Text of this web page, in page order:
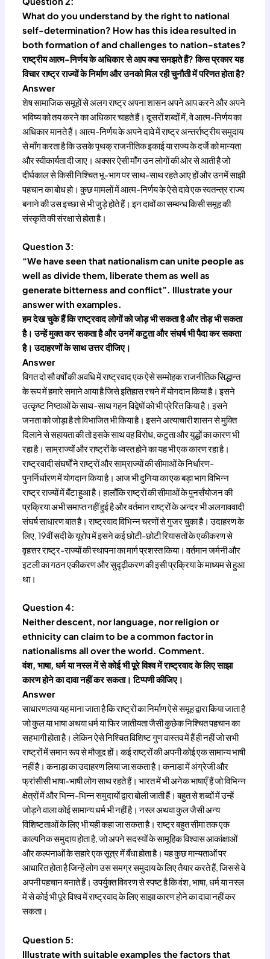
What do you understand by the right to national
self-determination? How has this idea resulted in
both formation of and challenges to nation-states?
राष्ट्रीय आत्म-निर्णय के अधिकार से आप क्या समझते हैं? किस प्रकार यह
विचार राष्ट्र राज्यों के निर्माण और उनको मिल रही चुनौती में परिणत होता है?
Answer
शेष सामाजिक समूहों से अलग राष्ट्र अपना शासन अपने आप करने और अपने
भविष्य को तय करने का अधिकार चाहते हैं। दूसरों शब्दों में, वे आत्म-निर्णय का
अधिकार मानते हैं। आत्म-निर्णय के अपने दावे में राष्ट्र अन्तर्राष्ट्रीय समुदाय
से माँग करता है कि उसके पृथक् राजनीतिक इकाई या राज्य के दर्जे को मान्यता
और स्वीकार्यता दी जाए। अक्सर ऐसी माँग उन लोगों की ओर से आती है जो
दीर्घकाल से किसी निश्चित भू-भाग पर साथ-साथ रहते आए हों और उनमें साझी
पहचान का बोध हो। कुछ मामलों में आत्म-निर्णय के ऐसे दावे एक स्वतन्त्र राज्य
बनाने की उस इच्छा से भी जुड़े होते हैं। इन दावों का सम्बन्ध किसी समूह की
संस्कृति की संरक्षा से होता है।
Question 3:
“We have seen that nationalism can unite people as
well as divide them, liberate them as well as
generate bitterness and conflict”. Illustrate your
answer with examples.
हम देख चुके हैं कि राष्ट्रवाद लोगों को जोड़ भी सकता है और तोड़ भी सकता
है। उन्हें मुक्त कर सकता है और उनमें कटुता और संघर्ष भी पैदा कर सकता
है। उदाहरणों के साथ उत्तर दीजिए।
Answer
विगत दो सौ वर्षों की अवधि में राष्ट्रवाद एक ऐसे सम्मोहक राजनीतिक सिद्धान्त
के रूप में हमारे समाने आया है जिसे इतिहास रचने में योगदान किया है। इसने
उत्कृष्ट निष्ठाओं के साथ-साथ गहन विद्वेषों को भी प्रेरित किया है। इसने
जनता को जोड़ा है तो विभाजित भी किया है। इसने अत्याचारी शासन से मुक्ति
दिलाने से सहायता की तो इसके साथ वह विरोध, कटुता और युद्धों का कारण भी
रहा है। साम्राज्यों और राष्ट्रों के ध्वस्त होने का यह भी एक कारण रहा है।
राष्ट्रवादी संघर्षों ने राष्ट्रों और साम्राज्यों की सीमाओं के निर्धारण-
पुनर्निर्धारण में योगदान किया है। आज भी दुनिया का एक बड़ा भाग विभिन्न
राष्ट्र राज्यों में बँटा हुआ है। हालाँकि राष्ट्रों की सीमाओं के पुनर्संयोजन की
प्रक्रिया अभी समाप्त नहीं हुई है और वर्तमान राष्ट्रों के अन्दर भी अलगाववादी
संघर्ष साधारण बात है। राष्ट्रवाद विभिन्न चरणों से गुजर चुका है। उदाहरण के
लिए, 19वीं सदी के यूरोप में इसने कई छोटी-छोटी रियासतों के एकीकरण से
वृहत्तर राष्ट्र-राज्यों की स्थापना का मार्ग प्रशस्त किया। वर्तमान जर्मनी और
इटली का गठन एकीकरण और सुदृढ़ीकरण की इसी प्रक्रिया के माध्यम से हुआ
था।
Question 4:
Neither descent, nor language, nor religion or
ethnicity can claim to be a common factor in
nationalisms all over the world. Comment.
वंश, भाषा, धर्म या नस्ल में से कोई भी पूरे विश्व में राष्ट्रवाद के लिए साझा
कारण होने का दावा नहीं कर सकता। टिप्पणी कीजिए।
Answer
साधारणतया यह माना जाता है कि राष्ट्रों का निर्माण ऐसे समूह द्वारा किया जाता है
जो कुल या भाषा अथवा धर्म या फिर जातीयता जैसी कुछेक निश्चित पहचान का
सहभागी होता है। लेकिन ऐसे निश्चित विशिष्ट गुण वास्तव में हैं ही नहीं जो सभी
राष्ट्रों में समान रूप से मौजूद हों। कई राष्ट्रों की अपनी कोई एक सामान्य भाषी
नहीं है। कनाड़ा का उदाहरण लिया जा सकता है। कनाडा में अंग्रेजी और
फ्रांसीसी भाषा-भाषी लोग साथ रहते हैं। भारत में भी अनेक भाषाएँ हैं जो विभिन्न
क्षेत्रों में और भिन्न-भिन्न समुदायों द्वारा बोली जाती हैं। बहुत से शब्दों में उन्हें
जोड़ने वाला कोई सामान्य धर्म भी नहीं है। नस्ल अथवा कुल जैसी अन्य
विशिष्टताओं के लिए भी यही कहा जा सकता है। राष्ट्र बहुत सीमा तक एक
काल्पनिक समुदाय होता है, जो अपने सदस्यों के सामूहिक विश्वास आकांक्षाओं
और कल्पनाओं के सहारे एक सूत्र में बँधा होता है। यह कुछ मान्यताओं पर
आधारित होता है जिन्हें लोग उस समग्र समुदाय के लिए तैयार करते हैं, जिससे वे
अपनी पहचान बनाते हैं। उपर्युक्त विवरण से स्पष्ट है कि वंश, भाषा, धर्म या नस्ल
में से कोई भी पूरे विश्व में राष्ट्रवाद के लिए साझा कारण होने का दावा नहीं कर
सकता।
Question 5:
Illustrate with suitable examples the factors that